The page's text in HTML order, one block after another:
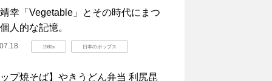
幸「Vegetable」とその時代にまつ
人的な記憶。
1980s 日本のポップス
プ焼そば】やきうどん弁当 利尻昆